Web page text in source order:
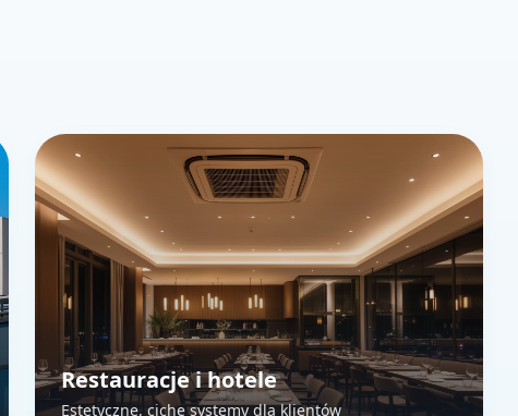
Restauracje i hotele
Estetyczne, ciche systemy dla klientów